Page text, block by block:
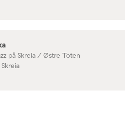
på Skreia / Østre Toten